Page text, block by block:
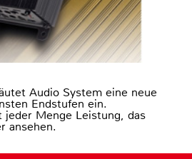
Audio System eine neue
Endstufen ein.
jeder Menge Leistung, das
ansehen.